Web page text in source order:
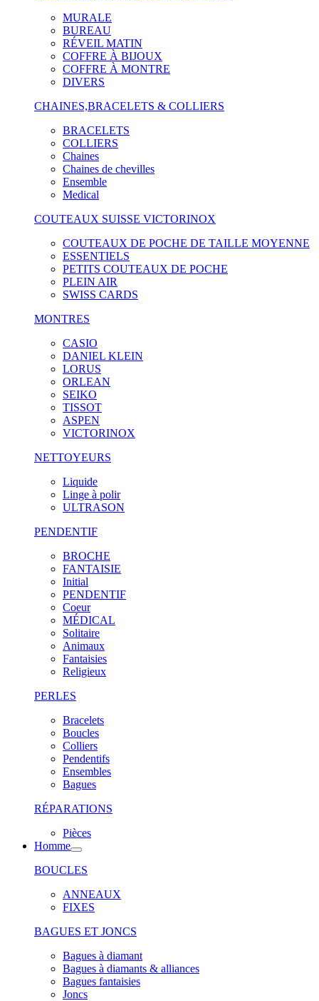
MURALE
BUREAU
RÉVEIL MATIN
COFFRE À BIJOUX
COFFRE À MONTRE
DIVERS
CHAINES,BRACELETS & COLLIERS
BRACELETS
COLLIERS
Chaines
Chaines de chevilles
Ensemble
Medical
COUTEAUX SUISSE VICTORINOX
COUTEAUX DE POCHE DE TAILLE MOYENNE
ESSENTIELS
PETITS COUTEAUX DE POCHE
PLEIN AIR
SWISS CARDS
MONTRES
CASIO
DANIEL KLEIN
LORUS
ORLEAN
SEIKO
TISSOT
ASPEN
VICTORINOX
NETTOYEURS
Liquide
Linge à polir
ULTRASON
PENDENTIF
BROCHE
FANTAISIE
Initial
PENDENTIF
Coeur
MÉDICAL
Solitaire
Animaux
Fantaisies
Religieux
PERLES
Bracelets
Boucles
Colliers
Pendentifs
Ensembles
Bagues
RÉPARATIONS
Pièces
Homme
BOUCLES
ANNEAUX
FIXES
BAGUES ET JONCS
Bagues à diamant
Bagues à diamants & alliances
Bagues fantaisies
Joncs